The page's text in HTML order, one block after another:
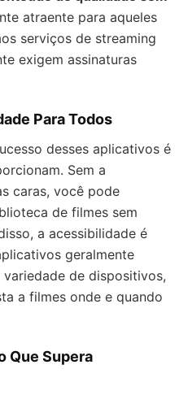
atraente para aqueles
serviços de streaming
exigem assinaturas
Para Todos
desses aplicativos é
Sem a
caras, você pode
de filmes sem
a acessibilidade é
geralmente
de dispositivos,
a filmes onde e quando
Que Supera